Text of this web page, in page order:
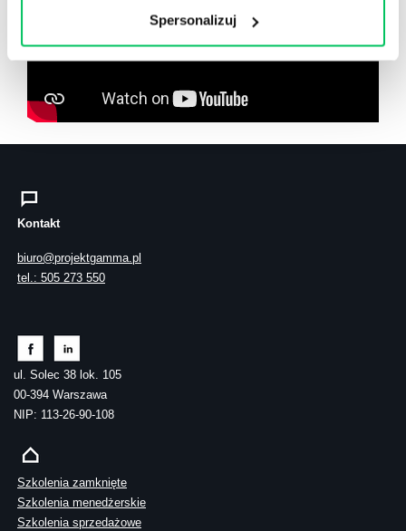
Spersonalizuj
Kontakt
biuro@projektgamma.pl
tel.: 505 273 550
ul. Solec 38 lok. 105
00-394 Warszawa
NIP: 113-26-90-108
Szkolenia zamknięte
Szkolenia menedżerskie
Szkolenia sprzedażowe